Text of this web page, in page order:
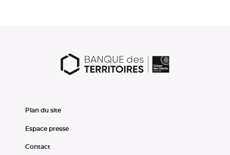
Plan du site
Espace presse
Contact